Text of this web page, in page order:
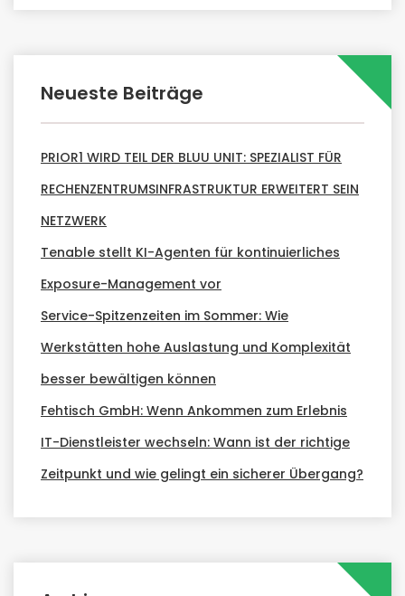
Neueste Beiträge
PRIOR1 WIRD TEIL DER BLUU UNIT: SPEZIALIST FÜR
RECHENZENTRUMSINFRASTRUKTUR ERWEITERT SEIN
NETZWERK
Tenable stellt KI-Agenten für kontinuierliches
Exposure-Management vor
Service-Spitzenzeiten im Sommer: Wie
Werkstätten hohe Auslastung und Komplexität
besser bewältigen können
Fehtisch GmbH: Wenn Ankommen zum Erlebnis
IT-Dienstleister wechseln: Wann ist der richtige
Zeitpunkt und wie gelingt ein sicherer Übergang?